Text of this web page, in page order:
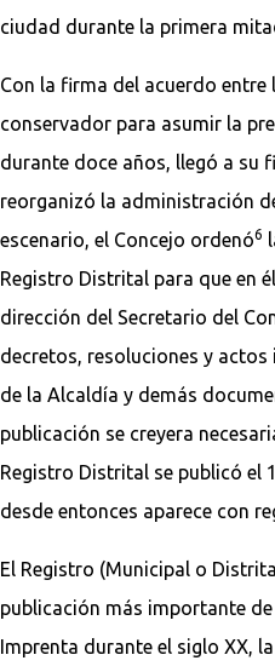
ciudad durante la primera
Con la firma del acuerdo
conservador para asumir la
durante doce años, llegó a su
reorganizó la administración
escenario, el Concejo ordenó6
Registro Distrital para que en
dirección del Secretario del
decretos, resoluciones y
de la Alcaldía y demás
publicación se creyera
Registro Distrital se publicó el
desde entonces aparece con
El Registro (Municipal o
publicación más importante
Imprenta durante el siglo XX,